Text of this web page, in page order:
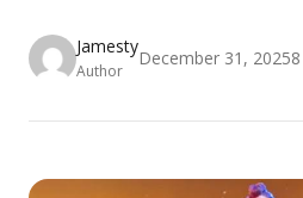
Jamesty
Author
December 31, 20258